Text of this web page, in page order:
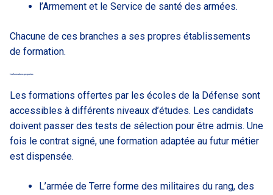
l’Armement et le Service de santé des armées.
Chacune de ces branches a ses propres établissements
de formation.
Les formations proposées
Les formations offertes par les écoles de la Défense sont
accessibles à différents niveaux d’études. Les candidats
doivent passer des tests de sélection pour être admis. Une
fois le contrat signé, une formation adaptée au futur métier
est dispensée.
L’armée de Terre forme des militaires du rang, des